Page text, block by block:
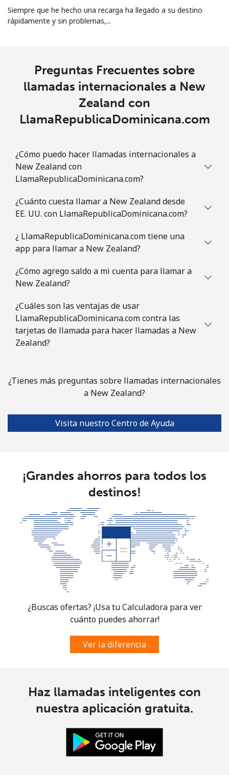
Línea fija ⁦1.5¢⁩ 333 min por ⁦$5⁩ -
Siempre que he hecho una recarga ha llegado a su destino
rápidamente y sin problemas,...
Preguntas Frecuentes sobre
llamadas internacionales a New
Zealand con
LlamaRepublicaDominicana.com
¿Cómo puedo hacer llamadas internacionales a
New Zealand con
LlamaRepublicaDominicana.com?
¿Cuánto cuesta llamar a New Zealand desde
EE. UU. con LlamaRepublicaDominicana.com?
¿ LlamaRepublicaDominicana.com tiene una
app para llamar a New Zealand?
¿Cómo agrego saldo a mi cuenta para llamar a
New Zealand?
¿Cuáles son las ventajas de usar
LlamaRepublicaDominicana.com contra las
tarjetas de llamada para hacer llamadas a New
Zealand?
¿Tienes más preguntas sobre llamadas internacionales
a New Zealand?
Visita nuestro Centro de Ayuda
¡Grandes ahorros para todos los
destinos!
¿Buscas ofertas? ¡Usa tu Calculadora para ver
cuánto puedes ahorrar!
Ver la diferencia
Haz llamadas inteligentes con
nuestra aplicación gratuita.